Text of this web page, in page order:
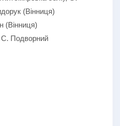
(Вінниця)
(Вінниця)
С. Подворний